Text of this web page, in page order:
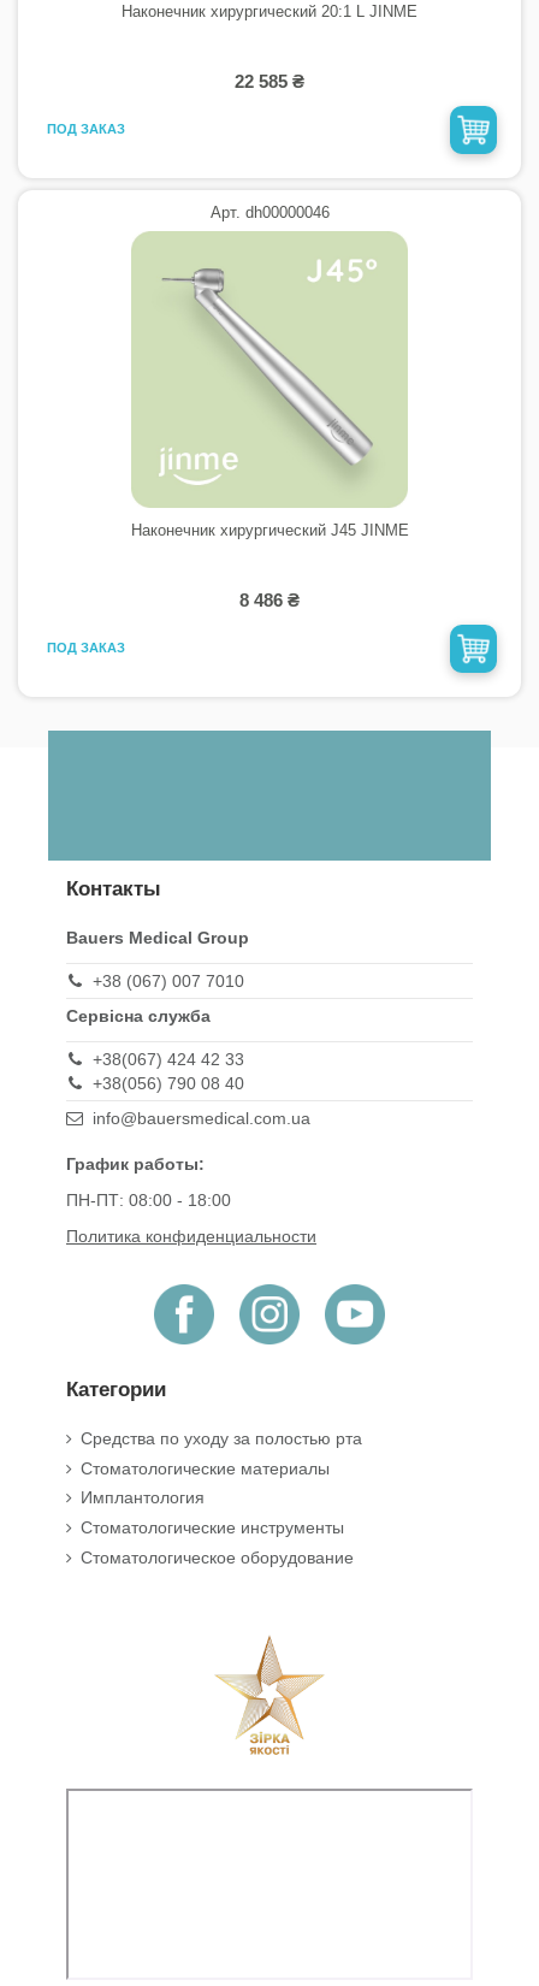
Наконечник хирургический 20:1 L JINME
22 585 ₴
ПОД ЗАКАЗ
Арт. dh00000046
Наконечник хирургический J45 JINME
8 486 ₴
ПОД ЗАКАЗ
Контакты
Bauers Medical Group
+38 (067) 007 7010
Сервісна служба
+38(067) 424 42 33
+38(056) 790 08 40
info@bauersmedical.com.ua
График работы:
ПН-ПТ: 08:00 - 18:00
Политика конфиденциальности
Категории
Средства по уходу за полостью рта
Стоматологические материалы
Имплантология
Стоматологические инструменты
Стоматологическое оборудование